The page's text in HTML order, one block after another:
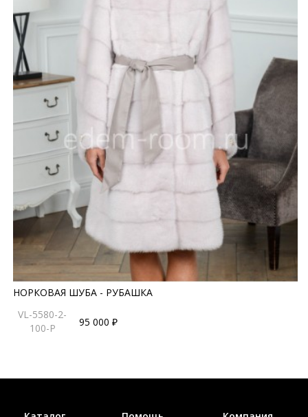
НОРКОВАЯ ШУБА - РУБАШКА
VL-5580-2-
100-P
95 000 ₽